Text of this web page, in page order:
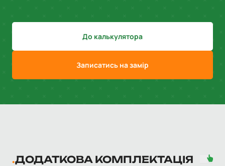
До калькулятора
Записатись на замір
ДОДАТКОВА КОМПЛЕКТАЦІЯ